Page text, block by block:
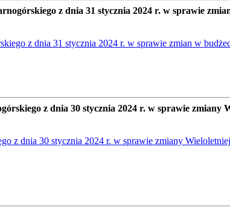
z dnia 31 stycznia 2024 r. w sprawie
z dnia 31 stycznia 2024 r. w sprawie zmian w
z dnia 30 stycznia 2024 r. w sprawie zmiany
dnia 30 stycznia 2024 r. w sprawie zmiany